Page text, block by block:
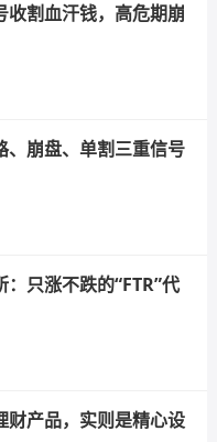
收割血汗钱，高危期崩
、崩盘、单割三重信号
只涨不跌的“FTR”代
财产品，实则是精心设